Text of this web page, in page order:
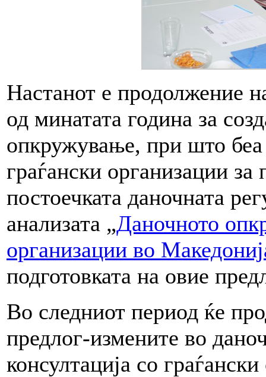
Настанот е
од минатата година за
опкружување, при што беа
граѓански организации
постоечката даночната
анализата „Даночното
организации во
подготовката на овие
Во следниот период ќе
предлог-измените во
консултација со